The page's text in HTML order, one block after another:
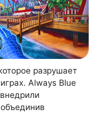
разрушает
Always Blue